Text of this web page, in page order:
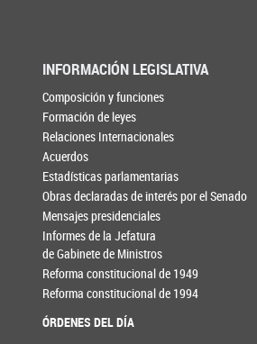
INFORMACIÓN LEGISLATIVA
Composición y funciones
Formación de leyes
Relaciones Internacionales
Acuerdos
Estadísticas parlamentarias
Obras declaradas de interés por el Senado
Mensajes presidenciales
Informes de la Jefatura
de Gabinete de Ministros
Reforma constitucional de 1949
Reforma constitucional de 1994
ÓRDENES DEL DÍA